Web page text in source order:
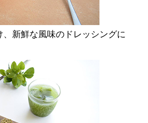
新鮮な風味のドレッシングに